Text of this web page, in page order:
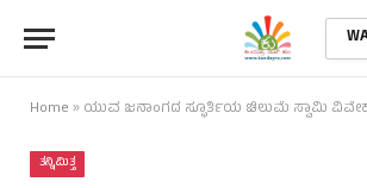
Home » ಯುವ ಜನಾಂಗದ ಸ್ಫೂರ್ತಿಯ ಚಿಲುಮೆ ಸ್ವಾಮಿ
ತನ್ನಿಮಿತ್ತ